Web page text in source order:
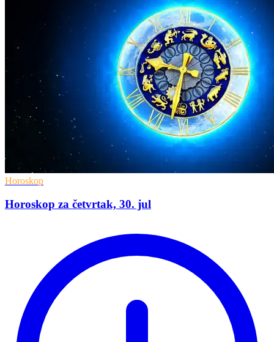
Horoskop
Horoskop za četvrtak, 30. jul